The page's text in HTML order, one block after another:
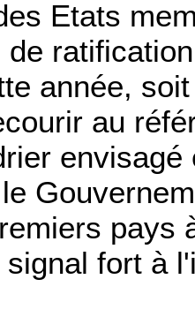
Etats
de
année,
au
pays
fort à